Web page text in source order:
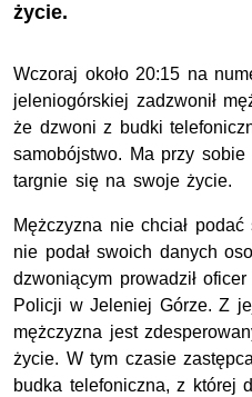
życie.
Wczoraj około 20:15 na
jeleniogórskiej zadzwonił
że dzwoni z budki
samobójstwo. Ma przy
targnie się na swoje życie.
Mężczyzna nie chciał
nie podał swoich danych
dzwoniącym prowadził
Policji w Jeleniej Górze. Z
mężczyzna jest
życie. W tym czasie
budka telefoniczna, z której